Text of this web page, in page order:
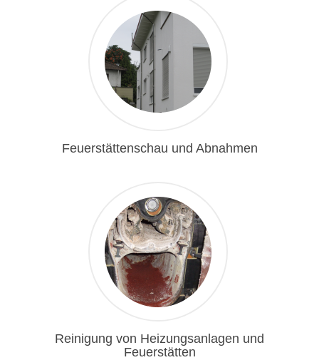
Feuerstättenschau und Abnahmen
Reinigung von Heizungsanlagen und
Feuerstätten